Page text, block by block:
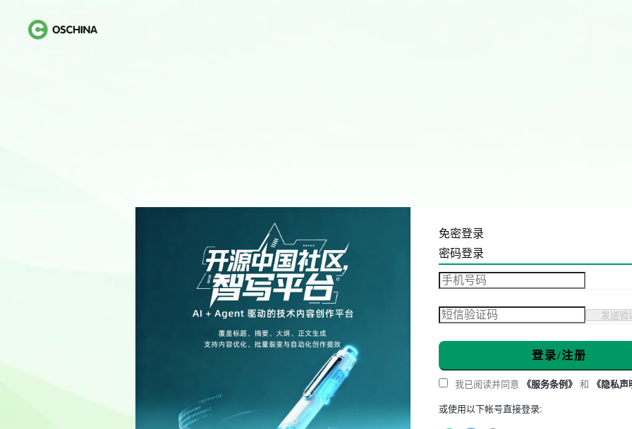
免密登录
密码登录
发送验
登录/注册
我已阅读并同意 《服务条例》 和 《隐私声
或使用以下帐号直接登录: